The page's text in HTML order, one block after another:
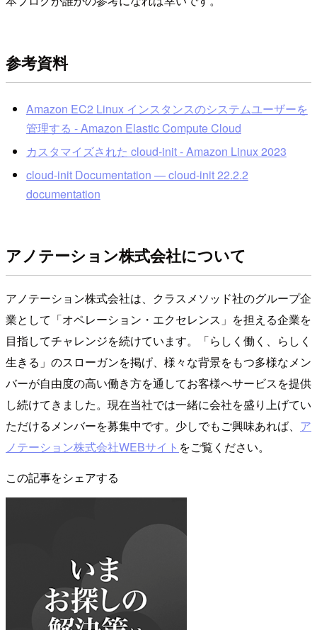
参考資料
Amazon EC2 Linux インスタンスのシステムユーザーを
管理する - Amazon Elastic Compute Cloud
カスタマイズされた cloud-init - Amazon Linux 2023
cloud-init Documentation — cloud-init 22.2.2
documentation
アノテーション株式会社について
アノテーション株式会社は、クラスメソッド社のグループ企
業として「オペレーション・エクセレンス」を担える企業を
目指してチャレンジを続けています。「らしく働く、らしく
生きる」のスローガンを掲げ、様々な背景をもつ多様なメン
バーが自由度の高い働き方を通してお客様へサービスを提供
し続けてきました。現在当社では一緒に会社を盛り上げてい
ただけるメンバーを募集中です。少しでもご興味あれば、 ア
ノテーション株式会社WEBサイト をご覧ください。
この記事をシェアする